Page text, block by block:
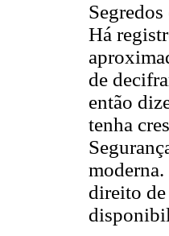
Há
de
então
tenha
direito de